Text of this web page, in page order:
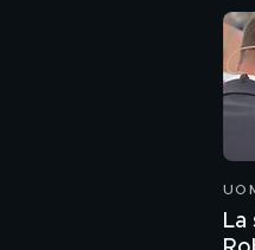
La